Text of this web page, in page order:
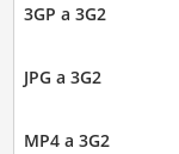
3GP a 3G2
JPG a 3G2
MP4 a 3G2